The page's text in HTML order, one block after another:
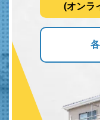
(オンラ